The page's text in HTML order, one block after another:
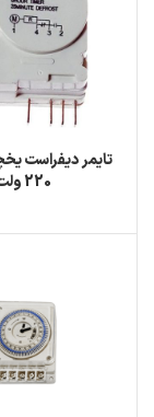
تايمر ديفراست
220 ولت